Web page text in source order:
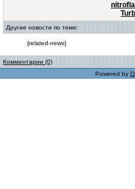
Другие новости по теме:
{related-news}
Комментарии (0)
Powered by